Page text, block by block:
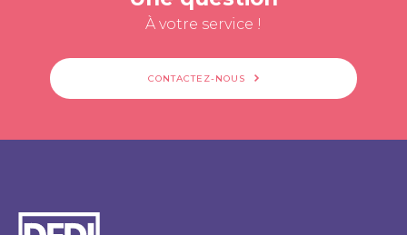
À votre service !
CONTACTEZ-NOUS